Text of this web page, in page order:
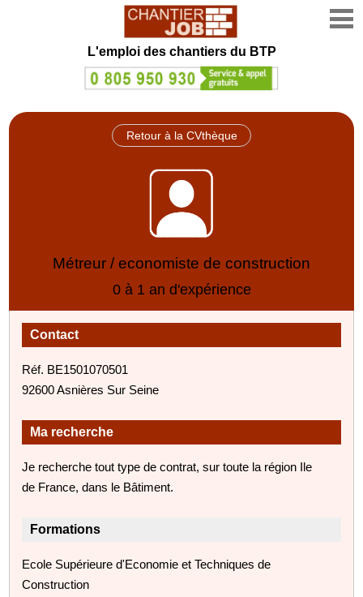
L'emploi des chantiers du BTP
Retour à la CVthèque
Métreur / economiste de construction
0 à 1 an d'expérience
Contact
Réf. BE1501070501
92600 Asnières Sur Seine
Ma recherche
Je recherche tout type de contrat, sur toute la région Ile
de France, dans le Bâtiment.
Formations
Ecole Supérieure d'Economie et Techniques de
Construction